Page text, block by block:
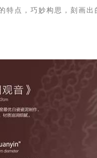
特点，巧妙构思，刻画